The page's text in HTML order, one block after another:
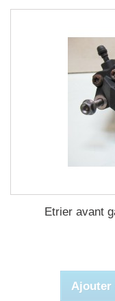
Etrier avant
Ajouter